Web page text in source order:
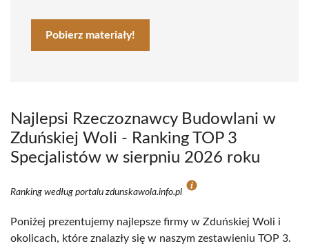
Pobierz materiały!
Najlepsi Rzeczoznawcy Budowlani w
Zduńskiej Woli - Ranking TOP 3
Specjalistów w sierpniu 2026 roku
Ranking według portalu zdunskawola.info.pl
Poniżej prezentujemy najlepsze firmy w Zduńskiej Woli i
okolicach, które znalazły się w naszym zestawieniu TOP 3.